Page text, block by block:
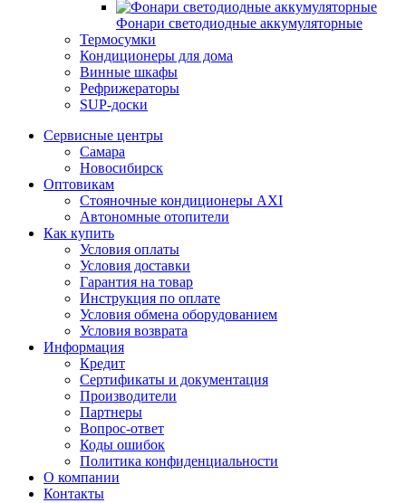
Фонари светодиодные аккумуляторные
Термосумки
Кондиционеры для дома
Винные шкафы
Рефрижераторы
SUP-доски
Сервисные центры
Самара
Новосибирск
Оптовикам
Стояночные кондиционеры AXI
Автономные отопители
Как купить
Условия оплаты
Условия доставки
Гарантия на товар
Инструкция по оплате
Условия обмена оборудованием
Условия возврата
Информация
Кредит
Сертификаты и документация
Производители
Партнеры
Вопрос-ответ
Коды ошибок
Политика конфиденциальности
О компании
Контакты